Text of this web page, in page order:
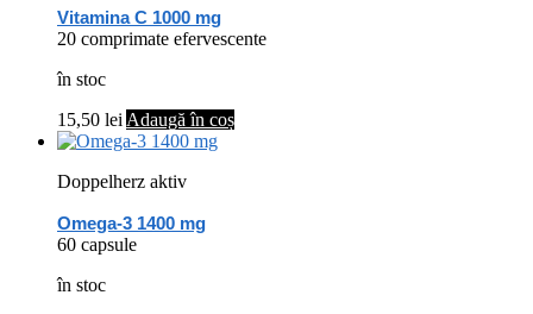
Vitamina C 1000 mg
20 comprimate efervescente
în stoc
15,50 lei Adaugă în coș
Doppelherz aktiv
Omega-3 1400 mg
60 capsule
în stoc